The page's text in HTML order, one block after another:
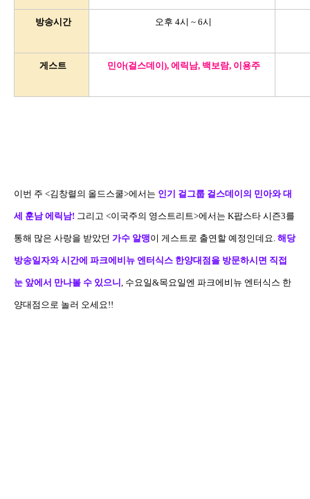
방송시간 오후 4시 ~ 6시
게스트 민아(걸스데이), 에릭남, 백보람, 이용주
이번 주 <김창렬의 올드스쿨>에서는 인기 걸그룹 걸스데이의 민아와 대
세 훈남 에릭남! 그리고 <이국주의 영스트리트>에서는 K팝스타 시즌3를
통해 많은 사랑을 받았던 가수 알맹이 게스트로 출연할 예정인데요 해당
방송일자와 시간에 파크에비뉴 엔터식스 한양대점을 방문하시면 직접
눈 앞에서 만나볼 수 있으니 수요일&목요일엔 파크에비뉴 엔터식스 한
양대점으로 놀러 오세요 !!